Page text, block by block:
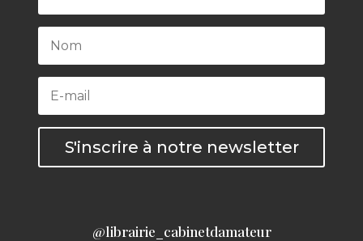
S'inscrire à notre newsletter
@librairie_cabinetdamateur